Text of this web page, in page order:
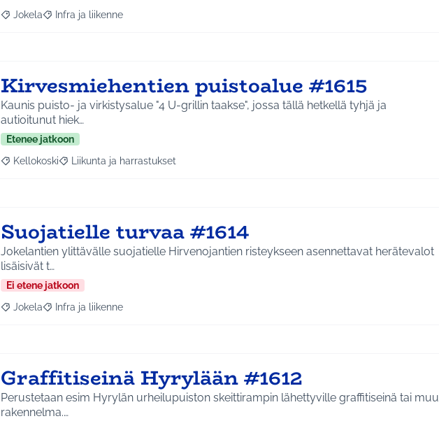
Rajaa tulokset aihepiirin mukaan: Jokela
Jokela Rajaa tulokset teeman mukaan: Infra ja liikenne
Infra ja liikenne
Kirvesmiehentien puistoalue #1615
Kaunis puisto- ja virkistysalue "4 U-grillin taakse", jossa tällä hetkellä tyhjä ja
autioitunut hiek…
Etenee jatkoon
Rajaa tulokset aihepiirin mukaan: Kellokoski
Kellokoski Rajaa tulokset teeman mukaan: Liikunta ja harrastukset
Liikunta ja harrastukset
Suojatielle turvaa #1614
Jokelantien ylittävälle suojatielle Hirvenojantien risteykseen asennettavat herätevalot
lisäisivät t…
Ei etene jatkoon
Rajaa tulokset aihepiirin mukaan: Jokela
Jokela Rajaa tulokset teeman mukaan: Infra ja liikenne
Infra ja liikenne
Graffitiseinä Hyrylään #1612
Perustetaan esim Hyrylän urheilupuiston skeittirampin lähettyville graffitiseinä tai muu
rakennelma.…